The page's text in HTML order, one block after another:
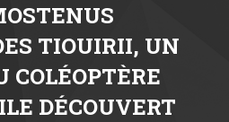
TIOUIRII, UN
COLÉOPTÈRE
DÉCOUVERT